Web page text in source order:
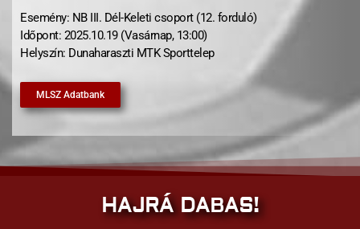
Esemény: NB III. Dél-Keleti csoport (12. forduló)
Időpont: 2025.10.19 (Vasárnap, 13:00)
Helyszín: Dunaharaszti MTK Sporttelep
MLSZ Adatbank
HAJRÁ DABAS!